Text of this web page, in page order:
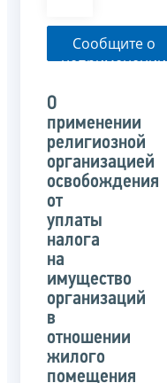
Сообщите о
неприменении
указанного
письма
О
применении
религиозной
организацией
освобождения
от
уплаты
налога
на
имущество
организаций
в
отношении
жилого
помещения